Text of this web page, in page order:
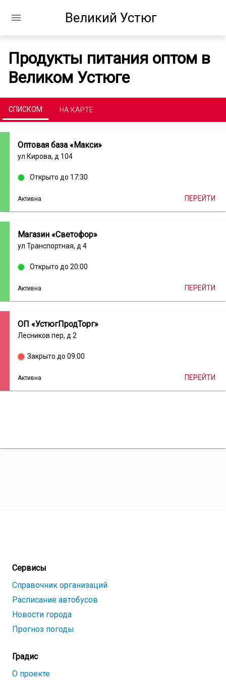
Великий Устюг
Продукты питания оптом в
Великом Устюге
СПИСКОМ НА КАРТЕ
Оптовая база «Макси»
ул Кирова, д 104
Открыто до 17:30
Активна ПЕРЕЙТИ
Магазин «Светофор»
ул Транспортная, д 4
Открыто до 20:00
Активна ПЕРЕЙТИ
ОП «УстюгПродТорг»
Лесников пер, д 2
Закрыто до 09:00
Активна ПЕРЕЙТИ
Сервисы
Справочник организаций
Расписание автобусов
Новости города
Прогноз погоды
Градис
О проекте